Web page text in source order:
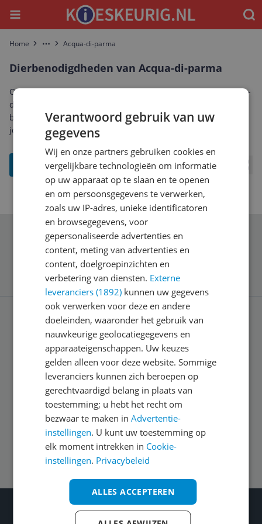
Menu
Home More Acqua-di-parma
Dierbenodigdheden van Acqua-di-parma
Ontdek het complete aanbod dierbenodigdheden van Acqua-
di-parma. Vergelijk prijzen, specificaties en reviews om de
beste Acqua-di-parma dierbenodigdheden te vinden die bij
jou past.
Schrijf je in voor onze nieuwsbrief
Algemeen
Zakelijk
Volg ons op
Wat je ook kiest: Blijf kieskeurig
Verantwoord gebruik van uw
gegevens
Wij en onze partners gebruiken cookies en
vergelijkbare technologieën om informatie
op uw apparaat op te slaan en te openen
en om persoonsgegevens te verwerken,
zoals uw IP-adres, unieke identificatoren
en browsegegevens, voor
gepersonaliseerde advertenties en
content, meting van advertenties en
content, doelgroepinzichten en
verbetering van diensten. Externe
leveranciers (1892) kunnen uw gegevens
ook verwerken voor deze en andere
doeleinden, waaronder het gebruik van
nauwkeurige geolocatiegegevens en
apparaateigenschappen. Uw keuzes
gelden alleen voor deze website. Sommige
leveranciers kunnen zich beroepen op
gerechtvaardigd belang in plaats van
toestemming; u hebt het recht om
bezwaar te maken inAdvertentie-
instellingen. U kunt uw toestemming op
elk moment intrekken in Cookie-
instellingen. Privacybeleid
ALLES ACCEPTEREN